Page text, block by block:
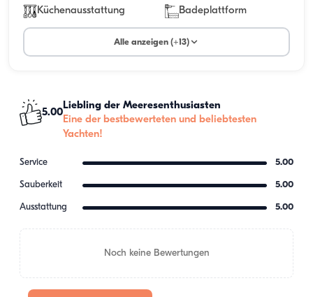
Küchenausstattung Badeplattform
Alle anzeigen (+13)
5.00
Liebling der Meeresenthusiasten
Eine der bestbewerteten und beliebtesten
Yachten!
Service 5.00
Sauberkeit 5.00
Ausstattung 5.00
Noch keine Bewertungen